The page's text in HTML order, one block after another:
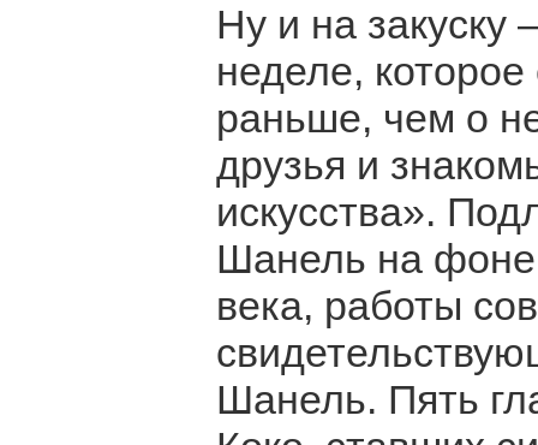
Ну и на закуску
неделе,
раньше, чем о
друзья и
искусства».
Шанель на фоне
века, работы
Шанель. Пять